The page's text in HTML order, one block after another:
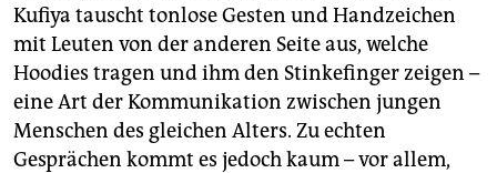
Kufiya tauscht tonlose Gesten und Handzeichen
mit Leuten von der anderen Seite aus, welche
Hoodies tragen und ihm den Stinkefinger zeigen –
eine Art der Kommunikation zwischen jungen
Menschen des gleichen Alters. Zu echten
Gesprächen kommt es jedoch kaum – vor allem,